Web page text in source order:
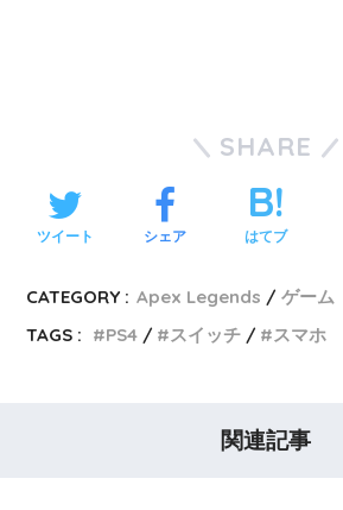
SHARE
ツイート シェア はてブ
CATEGORY : Apex Legends
ゲーム
TAGS :
PS4 スイッチ スマホ
関連記事